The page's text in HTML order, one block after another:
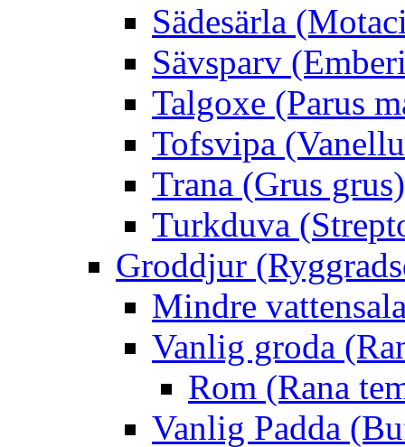
Sädesärla
Sävsparv
Talgoxe (Parus
Tofsvipa
Trana (Grus grus)
Turkduva
Groddjur
Mindre
Vanlig groda
Rom (Rana
Vanlig Padda